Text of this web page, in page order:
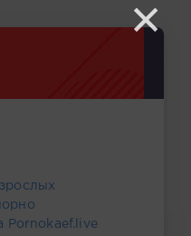
Pornokaef.live
×